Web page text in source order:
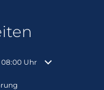
Schließzeiten
Uhr